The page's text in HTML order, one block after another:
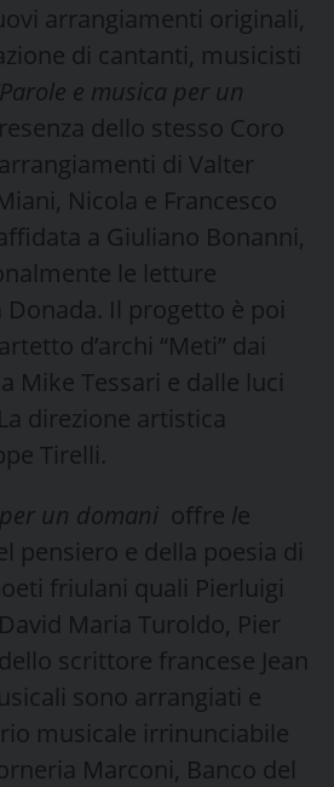
arrangiamenti originali,
di cantanti, musicisti
e musica per un
dello stesso Coro
di Valter
Nicola e Francesco
a Giuliano Bonanni,
le letture
Donada. Il progetto è poi
d’archi “Meti” dai
Mike Tessari e dalle luci
direzione artistica
Tirelli.
un domani offre le
pensiero e della poesia di
friulani quali Pierluigi
Maria Turoldo, Pier
scrittore francese Jean
sono arrangiati e
musicale irrinunciabile
Marconi, Banco del